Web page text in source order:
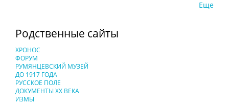
Еще
Родственные сайты
ХРОНОС
ФОРУМ
РУМЯНЦЕВСКИЙ МУЗЕЙ
ДО 1917 ГОДА
РУССКОЕ ПОЛЕ
ДОКУМЕНТЫ XX ВЕКА
ИЗМЫ